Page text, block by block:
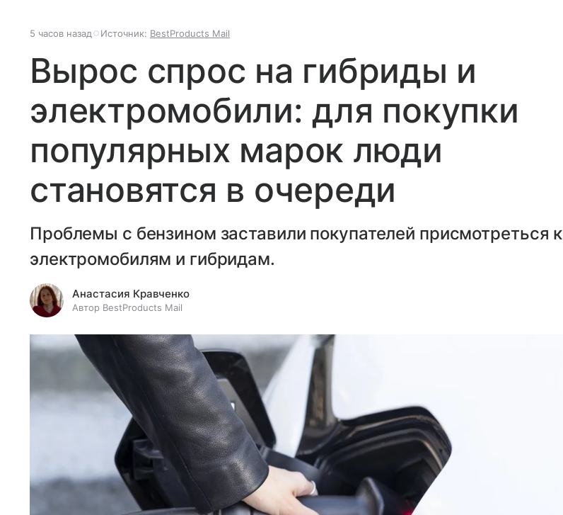
5 часов назад Источник: BestProducts Mail
Вырос спрос на гибриды и
электромобили: для покупки
популярных марок люди
становятся в очереди
Проблемы с бензином заставили покупателей присмотреться к
электромобилям и гибридам.
Анастасия Кравченко
Автор BestProducts Mail